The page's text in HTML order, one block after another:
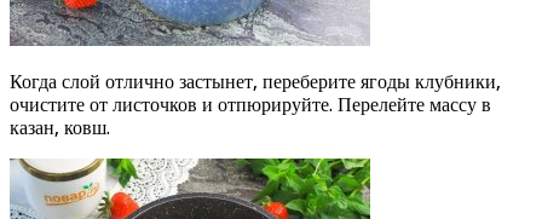
Когда слой отлично застынет, переберите ягоды клубники,
очистите от листочков и отпюрируйте. Перелейте массу в
казан, ковш.